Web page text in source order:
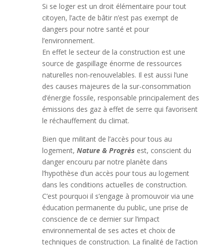
Si se loger est un droit élémentaire pour tout
citoyen, l’acte de bâtir n’est pas exempt de
dangers pour notre santé et pour
l’environnement.
En effet le secteur de la construction est une
source de gaspillage énorme de ressources
naturelles non-renouvelables. Il est aussi l’une
des causes majeures de la sur-consommation
d’énergie fossile, responsable principalement des
émissions des gaz à effet de serre qui favorisent
le réchauffement du climat.
Bien que militant de l’accès pour tous au
logement, Nature & Progrès est, conscient du
danger encouru par notre planète dans
l’hypothèse d’un accès pour tous au logement
dans les conditions actuelles de construction.
C’est pourquoi il s’engage à promouvoir via une
éducation permanente du public, une prise de
conscience de ce dernier sur l’impact
environnemental de ses actes et choix de
techniques de construction. La finalité de l’action